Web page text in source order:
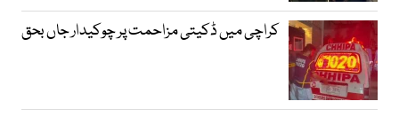
کراچی میں ڈکیتی مزاحمت پر چوکیدار جاں بحق